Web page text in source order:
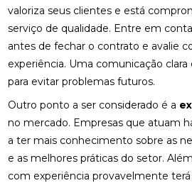
valoriza seus clientes e está
serviço de qualidade. Entre em
antes de fechar o contrato e avalie
experiência. Uma comunicação
para evitar problemas futuros.
Outro ponto a ser considerado é a
no mercado. Empresas que atuam
a ter mais conhecimento sobre as
e as melhores práticas do setor.
com experiência provavelmente